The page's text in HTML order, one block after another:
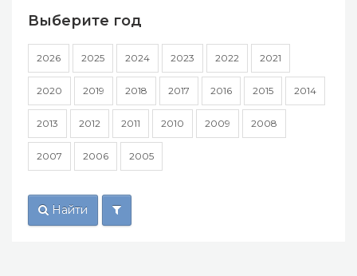
Выберите год
2026 2025 2024 2023 2022 2021
2020 2019 2018 2017 2016 2015 2014
2013 2012 2011 2010 2009 2008
2007 2006 2005
Найти